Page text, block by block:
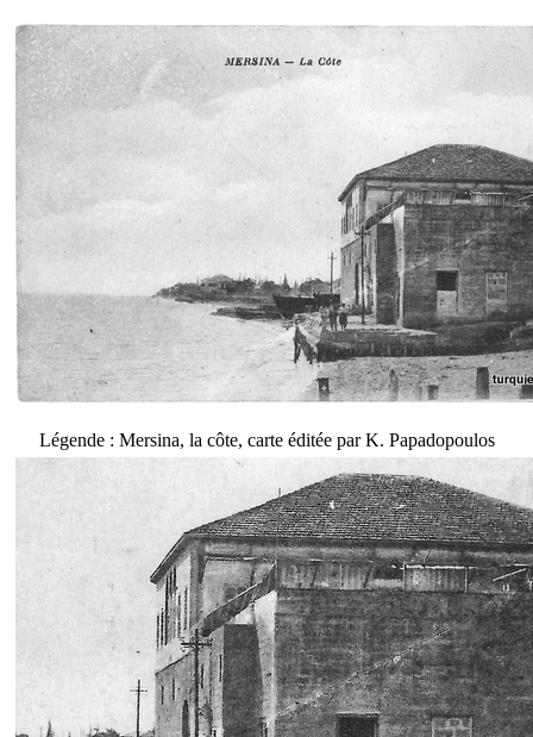
Légende : Mersina, la côte, carte éditée par K. Papadopoulos